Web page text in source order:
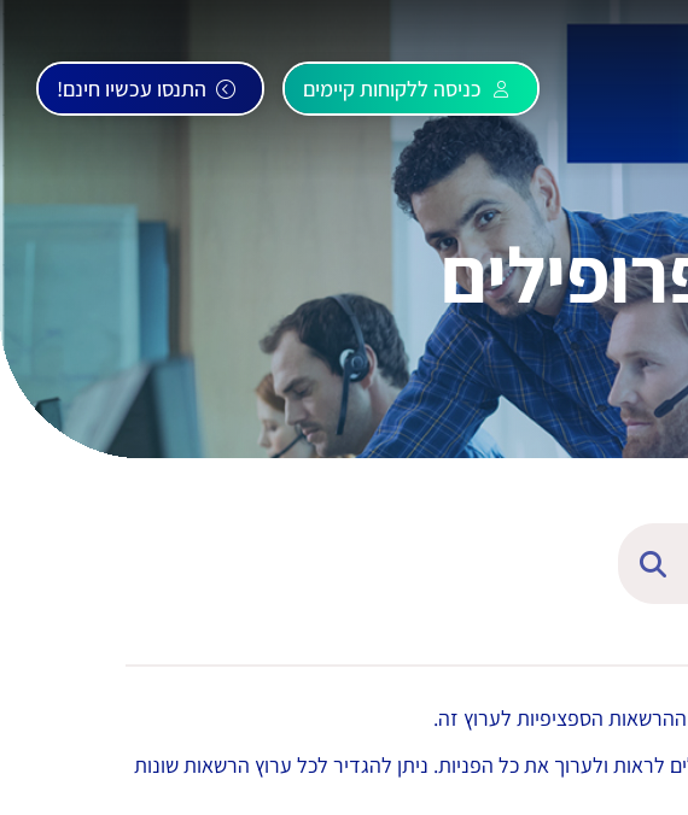
כניסה ללקוחות קיימים התנסו עכשיו חינם!
הספציפיות לערוץ זה.
ולערוך את כל הפניות. ניתן להגדיר לכל ערוץ הרשאות שונות